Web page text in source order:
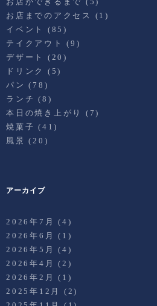
お店までのアクセス
(1)
イベント
(85)
テイクアウト
(9)
デザート
(20)
ドリンク
(5)
パン (78)
ランチ (8)
本日の焼き上がり
(7)
焼菓子 (41)
風景 (20)
アーカイブ
2026年7月
(4)
2026年6月
(1)
2026年5月
(4)
2026年4月
(2)
2026年2月
(1)
2025年12月
(2)